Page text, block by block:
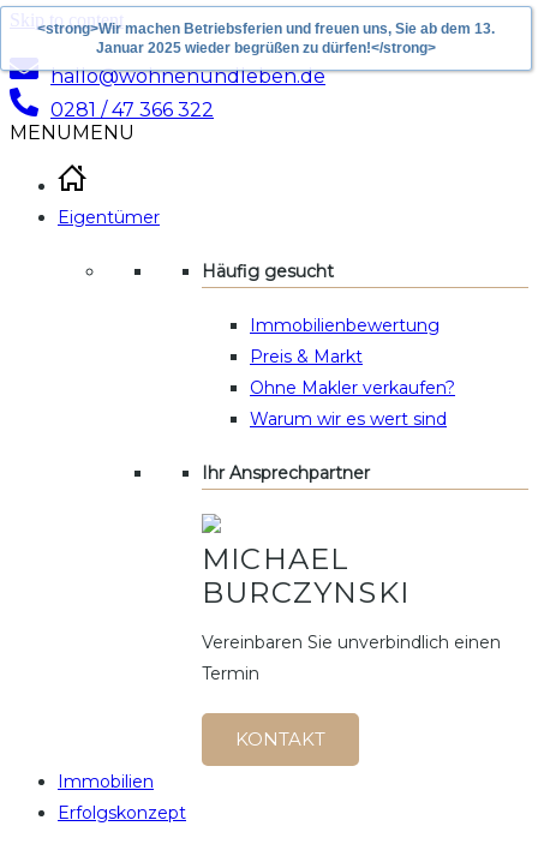
Skip to content
hallo@wohnenundleben.de
0281 / 47 366 322
MENUMENU
Eigentümer
Häufig gesucht
Immobilienbewertung
Preis & Markt
Ohne Makler verkaufen?
Warum wir es wert sind
Ihr Ansprechpartner
MICHAEL
BURCZYNSKI
Vereinbaren Sie unverbindlich einen
Termin
KONTAKT
Immobilien
Erfolgskonzept
<strong>Wir machen Betriebsferien und freuen uns, Sie ab dem 13.
Januar 2025 wieder begrüßen zu dürfen!</strong>